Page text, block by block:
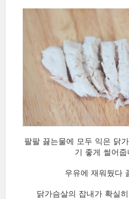
팔팔 끓는물에 모두 익은 닭
기 좋게 썰어줍
우유에 재워뒀다
닭가슴살의 잡내가 확실